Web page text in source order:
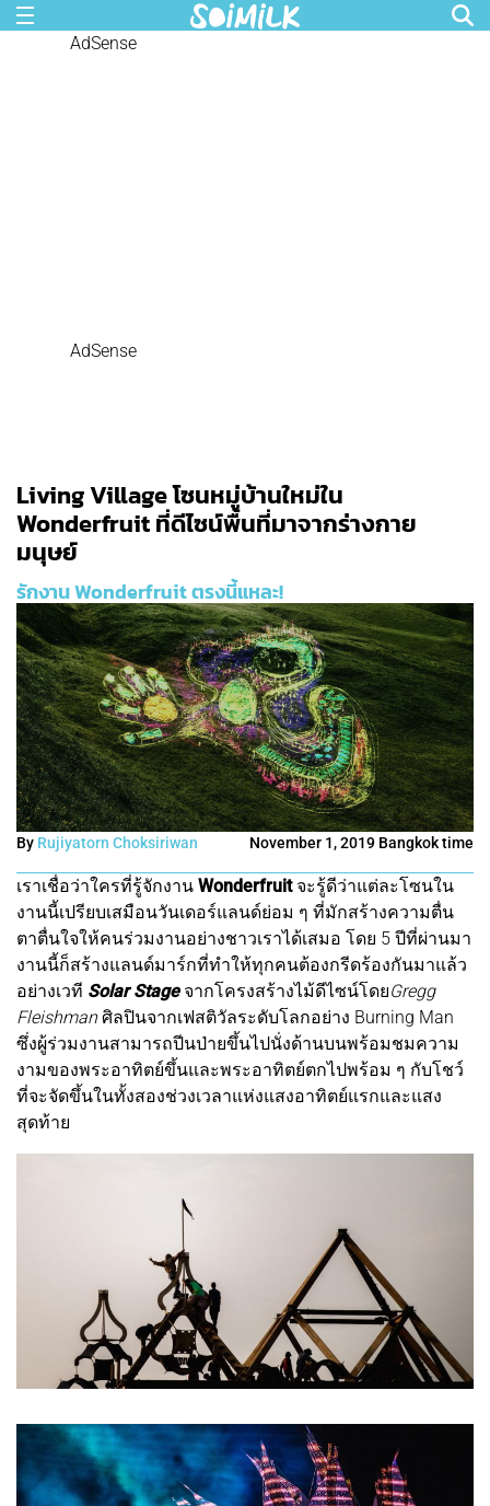
AdSense
AdSense
Living Village โซนหมู่บ้านใหม่ใน
Wonderfruit ที่ดีไซน์พื้นที่มาจากร่างกาย
มนุษย์
รักงาน Wonderfruit ตรงนี้แหละ!
By Rujiyatorn Choksiriwan November 1, 2019 Bangkok time
เราเชื่อว่าใครที่รู้จักงาน Wonderfruit จะรู้ดีว่าแต่ละโซนใน
งานนี้เปรียบเสมือนวันเดอร์แลนด์ย่อม ๆ ที่มักสร้างความตื่น
ตาตื่นใจให้คนร่วมงานอย่างชาวเราได้เสมอ โดย 5 ปีที่ผ่านมา
งานนี้ก็สร้างแลนด์มาร์กที่ทำให้ทุกคนต้องกรีดร้องกันมาแล้ว
อย่างเวที Solar Stageจากโครงสร้างไม้ดีไซน์โดยGregg
Fleishmanศิลปินจากเฟสติวัลระดับโลกอย่าง Burning Man
ซึ่งผู้ร่วมงานสามารถปีนป่ายขึ้นไปนั่งด้านบนพร้อมชมความ
งามของพระอาทิตย์ขึ้นและพระอาทิตย์ตกไปพร้อม ๆ กับโชว์
ที่จะจัดขึ้นในทั้งสองช่วงเวลาแห่งแสงอาทิตย์แรกและแสง
สุดท้าย